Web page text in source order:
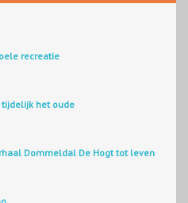
recreatie
tijdelijk het oude
Dommeldal De Hogt tot leven